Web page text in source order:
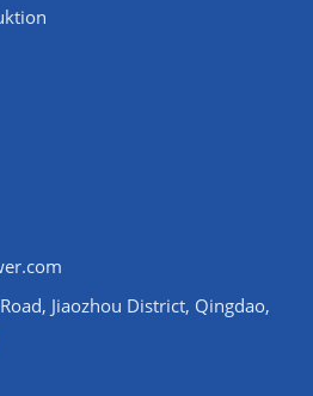
Jiaozhou District, Qingdao,